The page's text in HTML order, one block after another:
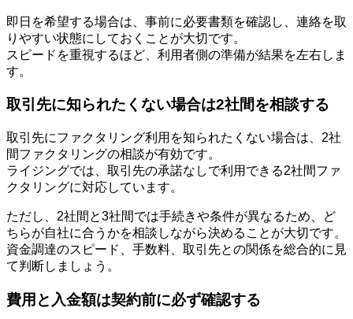
即日を希望する場合は、事前に必要書類を確認し、連絡を取
りやすい状態にしておくことが大切です。
スピードを重視するほど、利用者側の準備が結果を左右しま
す。
取引先に知られたくない場合は2社間を相談する
取引先にファクタリング利用を知られたくない場合は、2社
間ファクタリングの相談が有効です。
ライジングでは、取引先の承諾なしで利用できる2社間ファ
クタリングに対応しています。
ただし、2社間と3社間では手続きや条件が異なるため、ど
ちらが自社に合うかを相談しながら決めることが大切です。
資金調達のスピード、手数料、取引先との関係を総合的に見
て判断しましょう。
費用と入金額は契約前に必ず確認する